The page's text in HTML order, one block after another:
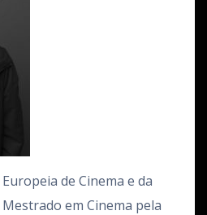
de Cinema e da
em Cinema pela